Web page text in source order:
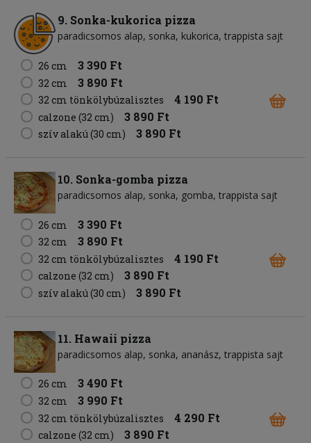
9. Sonka-kukorica pizza
paradicsomos alap sonka kukorica trappista sajt
26 cm 3 390 Ft
32 cm 3 890 Ft
32 cm tönkölybúzalisztes 4 190 Ft
calzone (32 cm) 3 890 Ft
szív alakú (30 cm) 3 890 Ft
10. Sonka-gomba pizza
paradicsomos alap sonka gomba trappista sajt
26 cm 3 390 Ft
32 cm 3 890 Ft
32 cm tönkölybúzalisztes 4 190 Ft
calzone (32 cm) 3 890 Ft
szív alakú (30 cm) 3 890 Ft
11. Hawaii pizza
paradicsomos alap sonka ananász trappista sajt
26 cm 3 490 Ft
32 cm 3 990 Ft
32 cm tönkölybúzalisztes 4 290 Ft
calzone (32 cm) 3 890 Ft